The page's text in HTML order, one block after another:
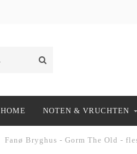
HOME NOTEN & VRUCHTEN
Fanø Bryghus - Gorm The Old -